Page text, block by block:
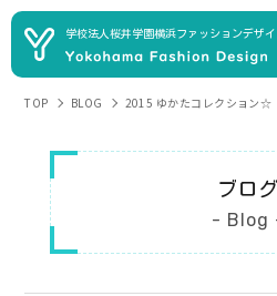
学校法人桜井学園横浜ファッションデザ
TOP BLOG 2015 ゆかたコレクション☆
ブログ
- Blog